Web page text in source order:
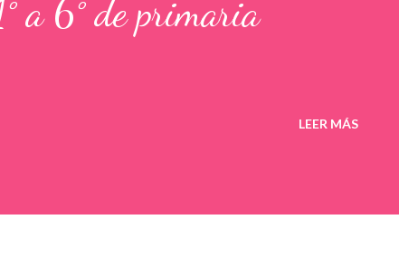
a 6° de primaria
LEER MÁS